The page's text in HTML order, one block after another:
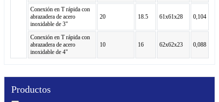
Conexión en T rápida con
abrazadera de acero
inoxidable de 3"
20 18.5 61x61x28 0,104
Conexión en T rápida con
abrazadera de acero
inoxidable de 4"
10 16 62x62x23 0,088
Productos